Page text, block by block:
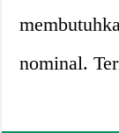
nominal.